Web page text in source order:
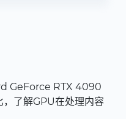
GeForce RTX 4090
了解GPU在处理内容